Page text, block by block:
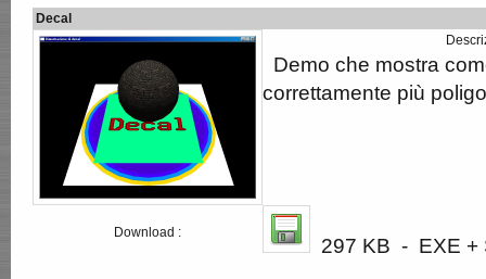
Decal
Demo che mostra
correttamente più
Download :
297 KB - EXE +